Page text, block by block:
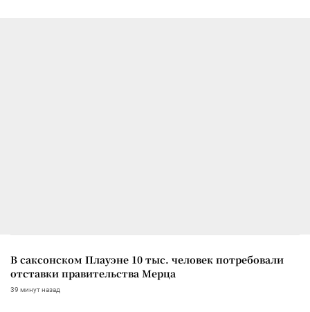
В саксонском Плауэне 10 тыс. человек потребовали
отставки правительства Мерца
39 минут назад